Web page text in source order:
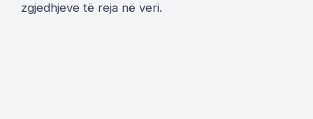
zgjedhjeve të reja në veri.